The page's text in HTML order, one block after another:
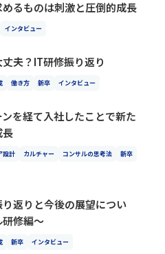
るものは刺激と圧倒的成長
インタビュー
夫？IT研修振り返り
働き方 新卒 インタビュー
を経て入社したことで新た
長
設計 カルチャー コンサルの思考法
新卒
返りと今後の展望につい
修編〜
新卒 インタビュー